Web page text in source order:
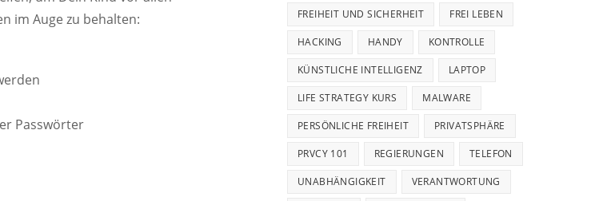
im Auge zu behalten:
Passwörter
FREIHEIT UND SICHERHEIT FREI LEBEN
HACKING HANDY KONTROLLE
KÜNSTLICHE INTELLIGENZ LAPTOP
LIFE STRATEGY KURS MALWARE
PERSÖNLICHE FREIHEIT PRIVATSPHÄRE
PRVCY 101 REGIERUNGEN TELEFON
UNABHÄNGIGKEIT VERANTWORTUNG